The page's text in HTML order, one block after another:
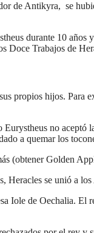
de Antikyra, se
durante 10 años
Doce Trabajos de
propios hijos. Para
Eurystheus no
a quemar los
(obtener Golden
Heracles se unió a
Iole de Oechalia.